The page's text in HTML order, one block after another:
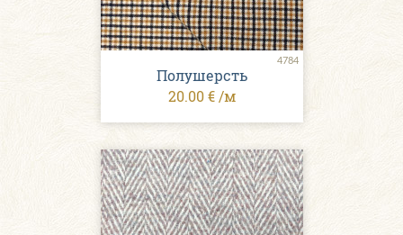
4784
Полушерсть
20.00 € /м